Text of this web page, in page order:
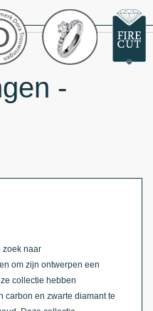
-
zoek naar
om zijn ontwerpen een
collectie hebben
carbon en zwarte diamant te